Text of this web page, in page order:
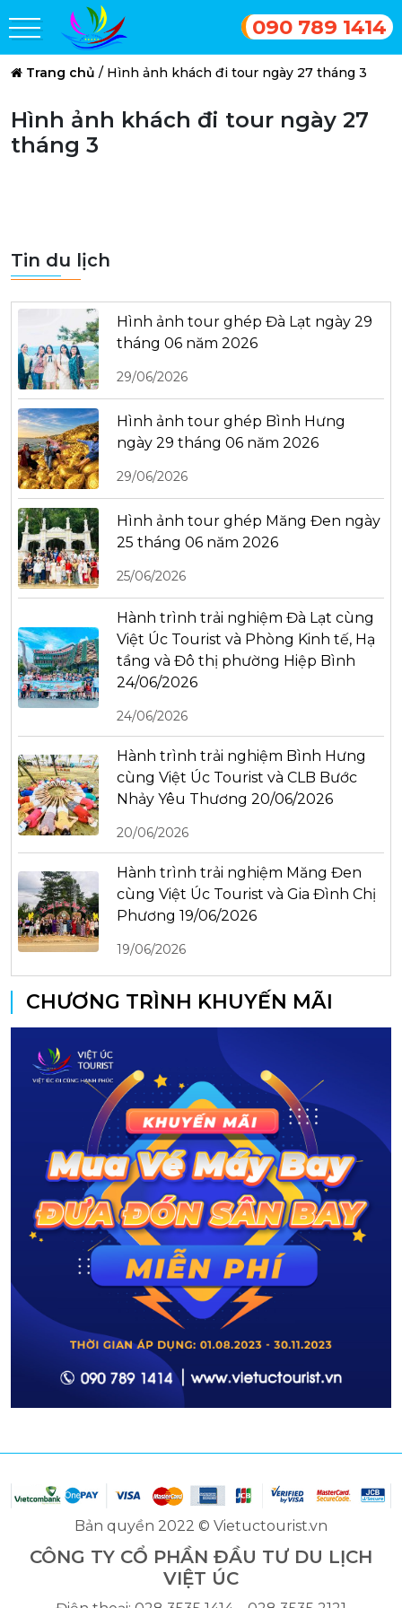
090 789 1414
Trang chủ / Hình ảnh khách đi tour ngày 27 tháng 3
Hình ảnh khách đi tour ngày 27
tháng 3
Tin du lịch
Hình ảnh tour ghép Đà Lạt ngày 29
tháng 06 năm 2026
29/06/2026
Hình ảnh tour ghép Bình Hưng
ngày 29 tháng 06 năm 2026
29/06/2026
Hình ảnh tour ghép Măng Đen ngày
25 tháng 06 năm 2026
25/06/2026
Hành trình trải nghiệm Đà Lạt cùng
Việt Úc Tourist và Phòng Kinh tế, Hạ
tầng và Đô thị phường Hiệp Bình
24/06/2026
24/06/2026
Hành trình trải nghiệm Bình Hưng
cùng Việt Úc Tourist và CLB Bước
Nhảy Yêu Thương 20/06/2026
20/06/2026
Hành trình trải nghiệm Măng Đen
cùng Việt Úc Tourist và Gia Đình Chị
Phương 19/06/2026
19/06/2026
CHƯƠNG TRÌNH KHUYẾN MÃI
Bản quyền 2022 © Vietuctourist.vn
CÔNG TY CỔ PHẦN ĐẦU TƯ DU LỊCH
VIỆT ÚC